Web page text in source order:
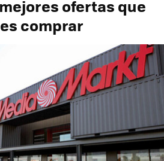
ofertas que
comprar